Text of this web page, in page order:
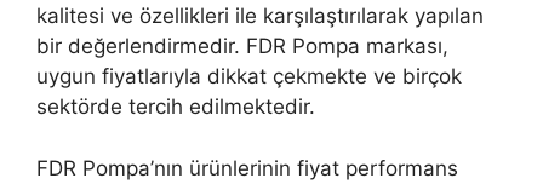
kalitesi ve özellikleri ile karşılaştırılarak yapılan
bir değerlendirmedir. FDR Pompa markası,
uygun fiyatlarıyla dikkat çekmekte ve birçok
sektörde tercih edilmektedir.
FDR Pompa’nın ürünlerinin fiyat performans